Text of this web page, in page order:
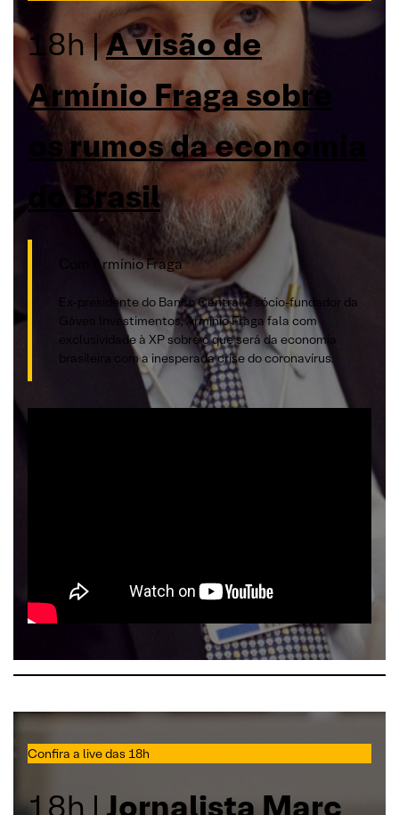
18h |A visão de
Armínio Fraga sobre
os rumos da economia
do Brasil
Com Armínio Fraga
Ex-presidente do Banco Central e sócio-fundador da
Gávea Investimentos, Armínio Fraga fala com
exclusividade à XP sobre o que será da economia
brasileira com a inesperada crise do coronavírus.
Confira a live das 18h
18h | Jornalista Marc